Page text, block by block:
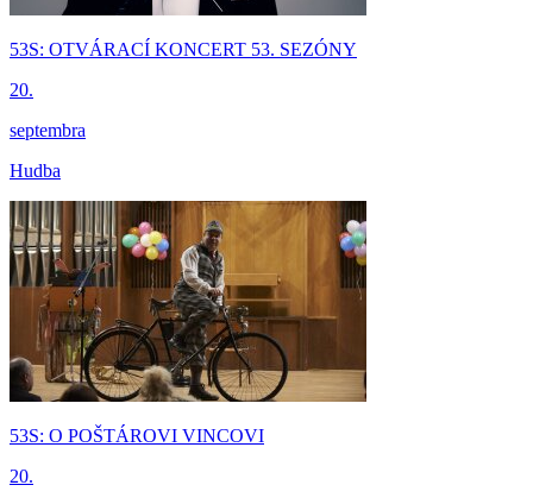
53S: OTVÁRACÍ KONCERT 53. SEZÓNY
20.
septembra
Hudba
53S: O POŠTÁROVI VINCOVI
20.